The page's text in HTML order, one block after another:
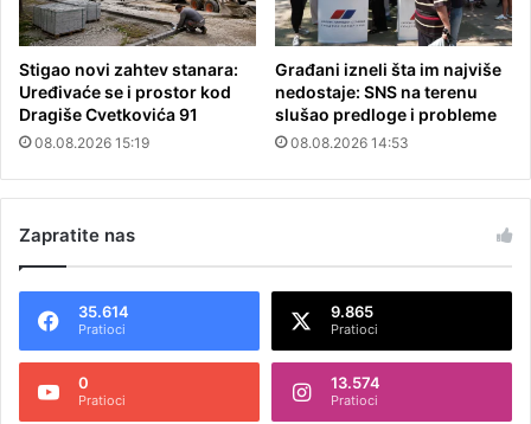
Stigao novi zahtev stanara:
Uređivaće se i prostor kod
Dragiše Cvetkovića 91
08.08.2026 15:19
Građani izneli šta im najviše
nedostaje: SNS na terenu
slušao predloge i probleme
08.08.2026 14:53
Zapratite nas
35.614
Pratioci
9.865
Pratioci
0
Pratioci
13.574
Pratioci